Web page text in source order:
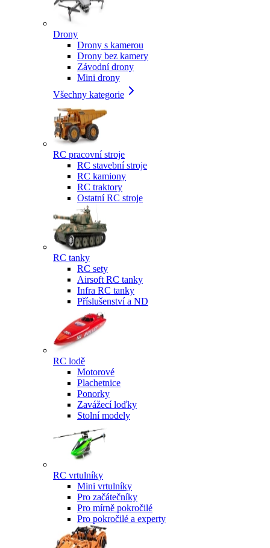
Drony
Drony s kamerou
Drony bez kamery
Závodní drony
Mini drony
Všechny kategorie
RC pracovní stroje
RC stavební stroje
RC kamiony
RC traktory
Ostatní RC stroje
RC tanky
RC sety
Airsoft RC tanky
Infra RC tanky
Příslušenství a ND
RC lodě
Motorové
Plachetnice
Ponorky
Zavážecí loďky
Stolní modely
RC vrtulníky
Mini vrtulníky
Pro začátečníky
Pro mírně pokročilé
Pro pokročilé a experty